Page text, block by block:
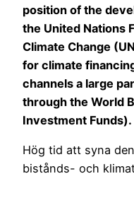
position of the
the United Nations
Climate Change
for climate
channels a large
through the World
Investment Funds).
Hög tid att syna
bistånds- och